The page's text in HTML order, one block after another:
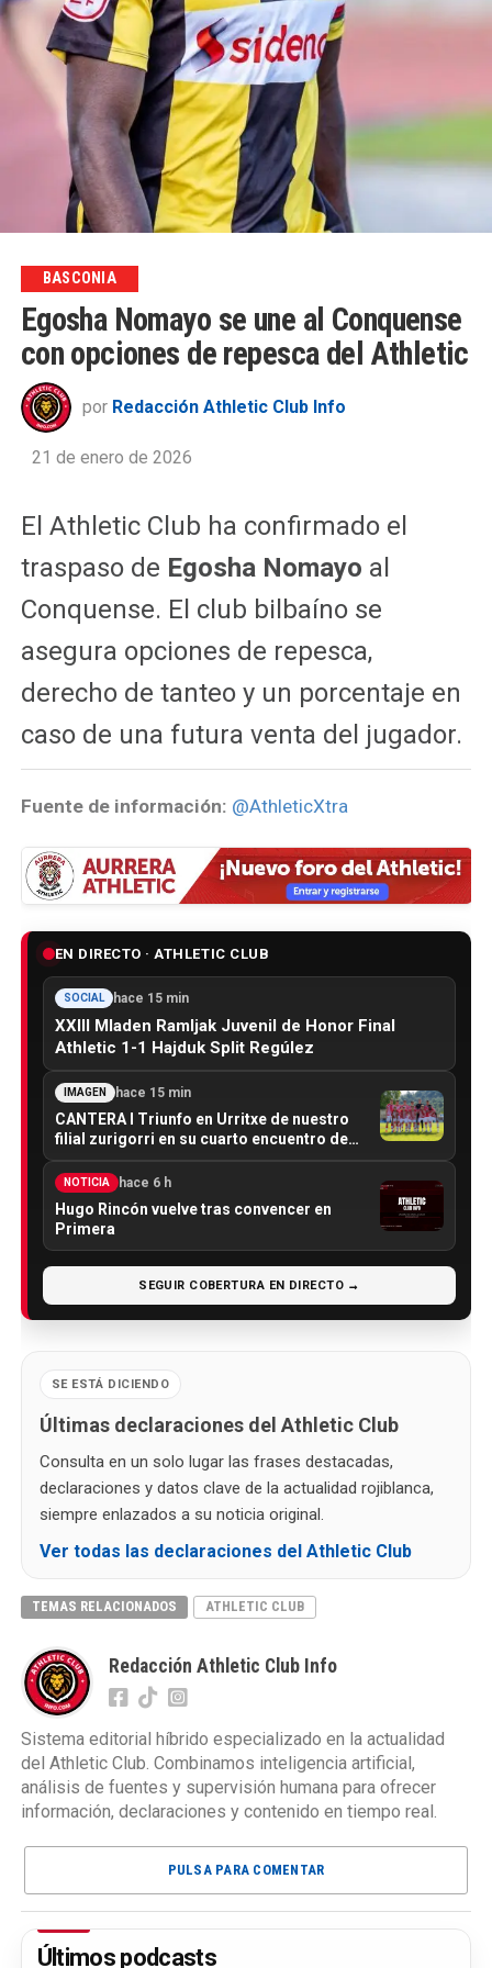
BASCONIA
Egosha Nomayo se une al Conquense
con opciones de repesca del Athletic
por Redacción Athletic Club Info
21 de enero de 2026
El Athletic Club ha confirmado el
traspaso de Egosha Nomayo al
Conquense. El club bilbaíno se
asegura opciones de repesca,
derecho de tanteo y un porcentaje en
caso de una futura venta del jugador.
Fuente de información: @AthleticXtra
EN DIRECTO · ATHLETIC CLUB
SOCIAL hace 15 min
XXIII Mladen Ramljak Juvenil de Honor Final
Athletic 1-1 Hajduk Split Regúlez
IMAGEN hace 15 min
CANTERA I Triunfo en Urritxe de nuestro
filial zurigorri en su cuarto encuentro de…
NOTICIA hace 6 h
Hugo Rincón vuelve tras convencer en
Primera
SEGUIR COBERTURA EN DIRECTO →
SE ESTÁ DICIENDO
Últimas declaraciones del Athletic Club
Consulta en un solo lugar las frases destacadas,
declaraciones y datos clave de la actualidad rojiblanca,
siempre enlazados a su noticia original.
Ver todas las declaraciones del Athletic Club
TEMAS RELACIONADOS ATHLETIC CLUB
Redacción Athletic Club Info
Sistema editorial híbrido especializado en la actualidad
del Athletic Club. Combinamos inteligencia artificial,
análisis de fuentes y supervisión humana para ofrecer
información, declaraciones y contenido en tiempo real.
PULSA PARA COMENTAR
Últimos podcasts